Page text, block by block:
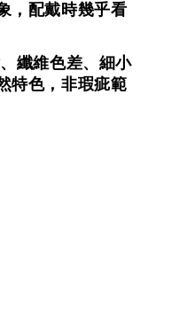
，配戴時幾乎看
纖維色差、細小
特色，非瑕疵範